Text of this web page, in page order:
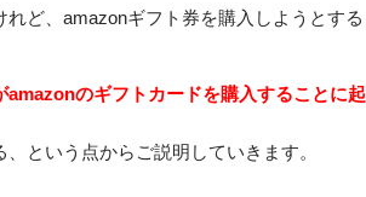
れど、amazonギフト券を購入しようとす
のギフトカードを購入することに
という点からご説明していきます。